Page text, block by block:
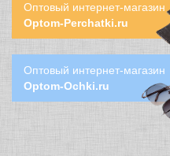
Оптовый интернет-магазин
Optom-Perchatki.ru
Оптовый интернет-магазин
Optom-Ochki.ru